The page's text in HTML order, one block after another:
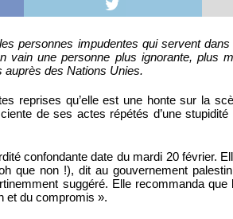
personnes impudentes qui servent dans
vain une personne plus ignorante, plus
auprès des Nations Unies.
reprises qu’elle est une honte sur la
de ses actes répétés d’une stupidité
confondante date du mardi 20 février.
que non !), dit au gouvernement
suggéré. Elle recommanda que
et du compromis ».